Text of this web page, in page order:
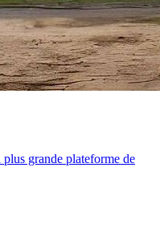
grande plateforme de